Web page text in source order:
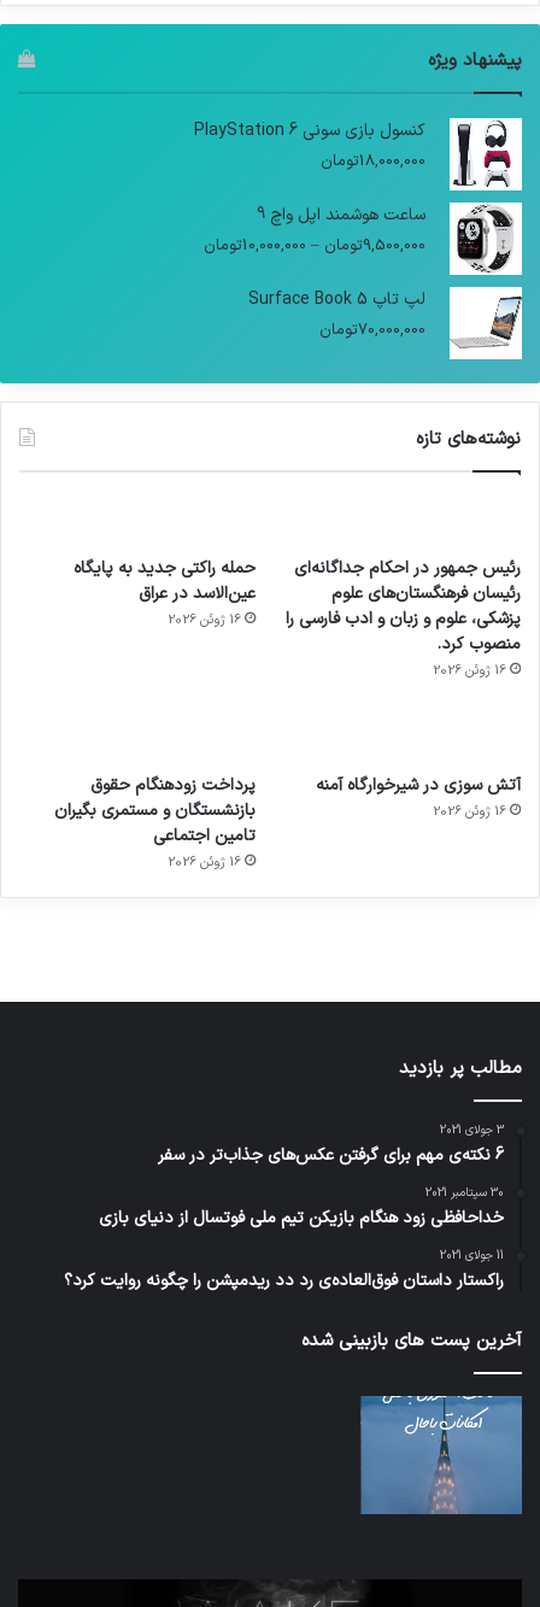
پیشنهاد ویژه
کنسول بازی سونی PlayStation 6
18,000,000تومان
ساعت هوشمند اپل واچ 9
9,500,000تومان –
10,000,000تومان
لپ تاپ Surface Book 5
70,000,000تومان
نوشته‌های تازه
رئیس جمهور در احکام جداگانه‌ای
رئیسان فرهنگستان‌های علوم
پزشکی، علوم و زبان و ادب فارسی را
منصوب کرد.
16 ژوئن 2026
حمله راکتی جدید به پایگاه
عین‌الاسد در عراق
16 ژوئن 2026
آتش سوزی در شیرخوارگاه آمنه
16 ژوئن 2026
پرداخت زودهنگام حقوق
بازنشستگان و مستمری بگیران
تامین اجتماعی
16 ژوئن 2026
برای
کشف
توسط
مجازی
…
ساعت
هوشمند
با طعم
توسط
ژاکت
در
های
2023
توسط
مطالب پر بازدید
3 جولای 2021
6 نکته‌ی مهم برای گرفتن عکس‌های جذاب‌تر در سفر
30 سپتامبر 2021
خداحافظی زود هنگام بازیکن تیم ملی فوتسال از دنیای بازی
11 جولای 2021
راکستار داستان فوق‌العاده‌ی رد دد ریدمپشن را چگونه روایت کرد؟
آخرین پست های بازبینی شده